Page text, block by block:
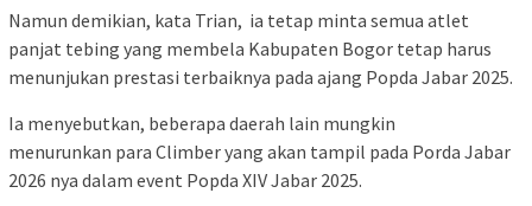
Namun demikian, kata Trian, ia tetap minta semua atlet
panjat tebing yang membela Kabupaten Bogor tetap harus
menunjukan prestasi terbaiknya pada ajang Popda Jabar 2025.
Ia menyebutkan, beberapa daerah lain mungkin
menurunkan para Climber yang akan tampil pada Porda Jabar
2026 nya dalam event Popda XIV Jabar 2025.